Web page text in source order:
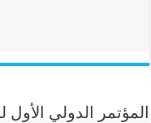
المؤتمر الدولي